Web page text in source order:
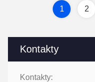
Kontakty
Kontakty:
1 2